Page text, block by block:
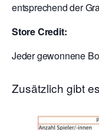
entsprechend der
Store Credit:
Jeder gewonnene
Zusätzlich gibt